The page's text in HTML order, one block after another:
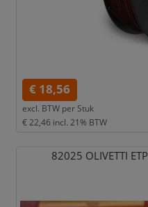
€ 18,56
excl. BTW per Stuk
€ 22,46 incl. 21% BTW
82025 OLIVETTI